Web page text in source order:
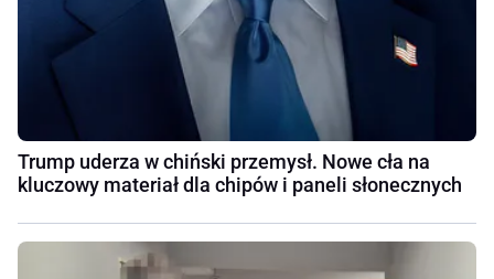
Trump uderza w chiński przemysł. Nowe cła na
kluczowy materiał dla chipów i paneli słonecznych